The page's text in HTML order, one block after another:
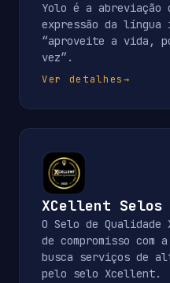
Yolo é a abreviação
expressão da
“aproveite a vida,
vez”.
Ver detalhes→
XCellent Selos
O Selo de
de compromisso com
busca serviços de
pelo selo Xcellent.